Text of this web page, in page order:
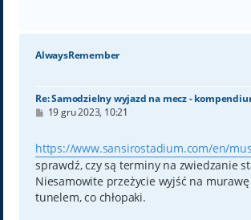
AlwaysRemember
Re: Samodzielny wyjazd na mecz -
P
t
19 gru 2023, 10:21
https://www.sansirostadium.com/en/
sprawdź, czy są terminy na zwiedzanie
Niesamowite przeżycie wyjść na
tunelem, co chłopaki.